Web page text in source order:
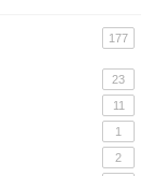
177
23
11
1
2